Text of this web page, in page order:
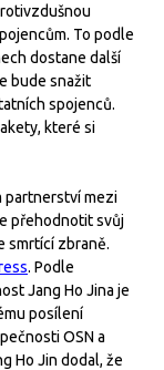
To podle
dostane další
bude snažit
spojenců.
které si
partnerství mezi
přehodnotit svůj
smrtící zbraně.
. Podle
Jang Ho Jina je
posílení
OSN a
Ho Jin dodal, že